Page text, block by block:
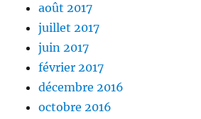
août 2017
juillet 2017
juin 2017
février 2017
décembre 2016
octobre 2016